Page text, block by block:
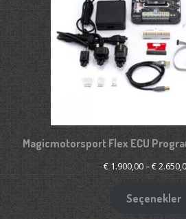
Magicmotorsport Flex ECU
€1.900,00–€
Seçenekler